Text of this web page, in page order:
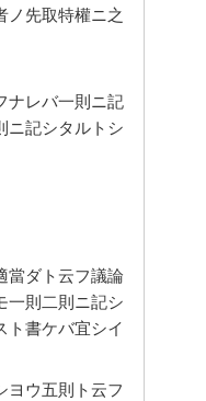
ノ先取特權ニ之
ナレバ一則ニ記
ニ記シタルトシ
當ダト云フ議論
一則二則ニ記シ
ト書ケバ宜シイ
ヨウ五則ト云フ